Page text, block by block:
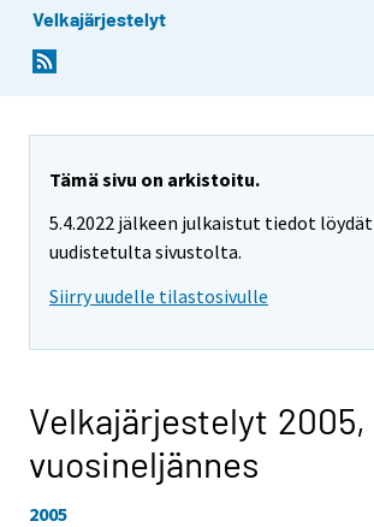
Velkajärjestelyt
Tämä sivu on arkistoitu.
5.4.2022 jälkeen julkaistut tiedot löydät
uudistetulta sivustolta.
Siirry uudelle tilastosivulle
Velkajärjestelyt 2005,
vuosineljännes
2005